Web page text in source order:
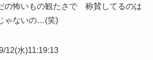
怖いもの観たさで 称賛してるのは
ゃないの…(笑)
12(水)11:19:13